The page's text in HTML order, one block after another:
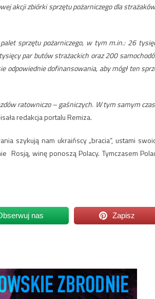
akcji zbiórki sprzętu pożarniczego dla
sprzętu pożarniczego, w tym m.in.: 26
par butów strażackich oraz 200
odpowiednie dofinansowania, aby mógł ten
ratowniczo – gaśniczych. W tym samym
redakcja portalu Remiza.
szykują nam ukraińscy „bracia”, ustami
Rosją, winę ponoszą Polacy. Tymczasem
nas Zapisz